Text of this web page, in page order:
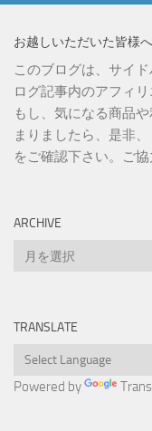
お越しいただいた皆様へ
このブログは、サイ
ログ記事内のアフィ
もし、気になる商品
まりましたら、是非
をご確認下さい。ご
ARCHIVE
Archive
TRANSLATE
Powered by